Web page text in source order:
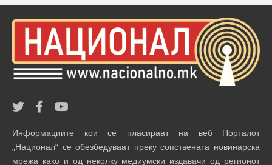
Информациите кои се пласираат на веб Порталот
„Национал“ се обезбедуваат преку сопствената новинарска
мрежа како и од неколку медиумски издавачи од регионот